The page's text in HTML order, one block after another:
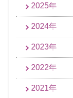
2025年
2024年
2023年
2022年
2021年